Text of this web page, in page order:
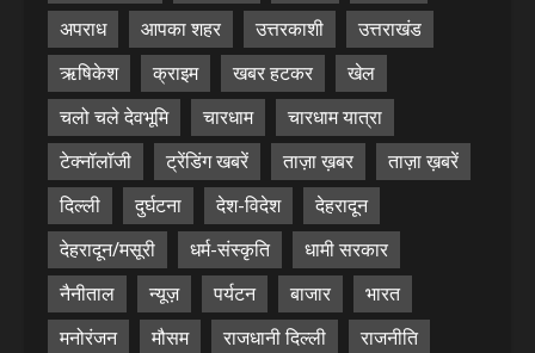
अपराध
आपका शहर उत्तरकाशी
उत्तराखंड
ऋषिकेश
क्राइम खबर हटकर
खेल
चलो चले देवभूमि
चारधाम
चारधाम यात्रा
टेक्नॉलॉजी
ट्रेंडिंग खबरें ताज़ा ख़बर
ताज़ा ख़बरें
दिल्ली
दुर्घटना देश-विदेश
देहरादून
देहरादून/मसूरी
धर्म-संस्कृति
धामी सरकार
नैनीताल
न्यूज़ पर्यटन बाजार
भारत
मनोरंजन
मौसम राजधानी दिल्ली
राजनीति